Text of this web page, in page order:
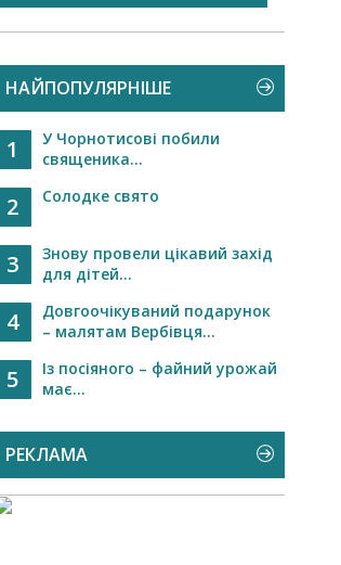
НАЙПОПУЛЯРНІШЕ
1
У Чорнотисові побили
священика...
2 Солодке свято
3
Знову провели цікавий захід
для дітей...
4
Довгоочікуваний подарунок
– малятам Вербівця...
5
Із посіяного – файний урожай
має...
РЕКЛАМА